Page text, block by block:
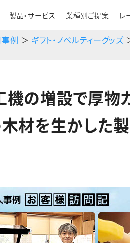
製品・サービス 業種別ご提案 レ
例 ＞ ギフト・ノベルティーグッズ
機の増設で厚物
材を生かした